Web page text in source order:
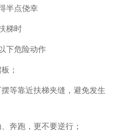
半点侥幸
梯时
下危险动作
；
等靠近扶梯夹缝，避免发生
奔跑，更不要逆行；